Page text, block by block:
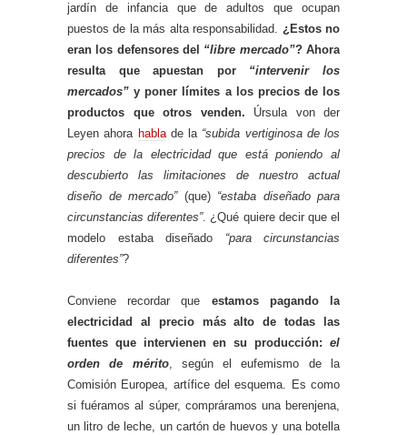
jardín de infancia que de adultos que ocupan
puestos de la más alta responsabilidad. ¿Estos no
eran los defensores del “libre mercado”? Ahora
resulta que apuestan por “intervenir los
mercados” y poner límites a los precios de los
productos que otros venden. Úrsula von der
Leyen ahora hablade la “subida vertiginosa de los
precios de la electricidad que está poniendo al
descubierto las limitaciones de nuestro actual
diseño de mercado” (que) “estaba diseñado para
circunstancias diferentes”. ¿Qué quiere decir que el
modelo estaba diseñado “para circunstancias
diferentes”?
Conviene recordar que estamos pagando la
electricidad al precio más alto de todas las
fuentes que intervienen en su producción: el
orden de mérito, según el eufemismo de la
Comisión Europea, artífice del esquema. Es como
si fuéramos al súper, compráramos una berenjena,
un litro de leche, un cartón de huevos y una botella